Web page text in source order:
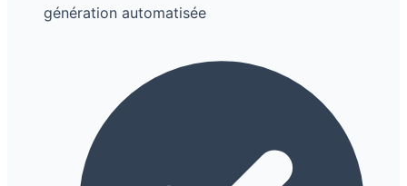
génération automatisée